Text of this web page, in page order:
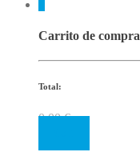
Carrito de compra
Total:
0.00€